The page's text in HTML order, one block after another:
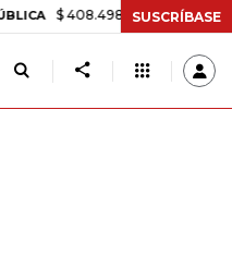
$ 408.498,97 +$ 8.753,81
SUSCRÍBASE